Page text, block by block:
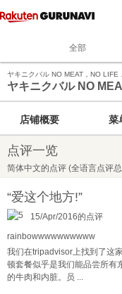
全部
ヤキニクバル NO MEAT，NO LIFE
ヤキニクバル NO
店铺概要 菜
点评一览
简体中文的点评 (全语言点评
“爱这个地方!”
15/Apr/2016的点评
rainbowwwwwwwwww
我们在tripadvisor上找到了这
顿套餐似乎是我们能品尝所有
的牛肉和内脏。员 ...